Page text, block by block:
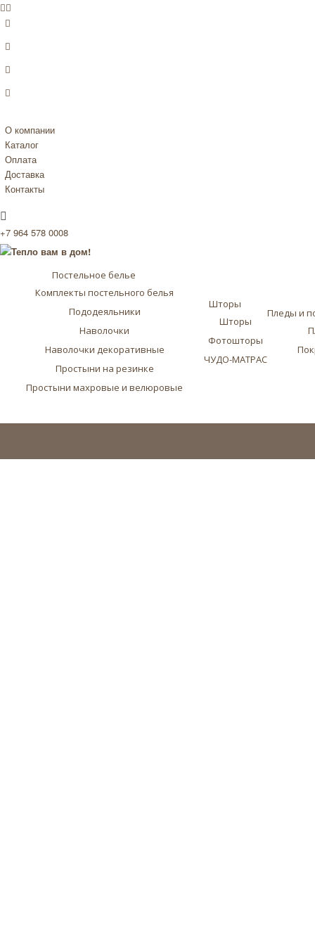
О компании
Каталог
Оплата
Доставка
Контакты
+7 964 578 0008
Постельное белье
Комплекты постельного белья
Пододеяльники
Наволочки
Наволочки декоративные
Простыни на резинке
Простыни махровые и велюровые
Шторы
Шторы
Фотошторы
ЧУДО-МАТРАС
Пледы и